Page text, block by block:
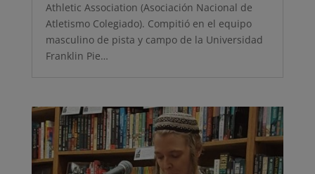
Athletic Association (Asociación Nacional de
Atletismo Colegiado). Compitió en el equipo
masculino de pista y campo de la Universidad
Franklin Pie…